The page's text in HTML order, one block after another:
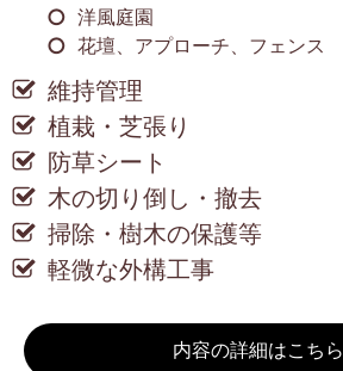
洋風庭園
花壇、アプローチ、フェンス
維持管理
植栽・芝張り
防草シート
木の切り倒し・撤去
掃除・樹木の保護等
軽微な外構工事
内容の詳細はこちら